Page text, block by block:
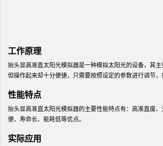
工作原理
抬头显高准直太阳光模拟器是一种模拟太阳光的设备，其
但操作起来却十分便捷，只需要按照设定的参数进行调节，
性能特点
抬头显高准直太阳光模拟器的主要性能特点有：高准直度
便、寿命长、能耗低等优点。
实际应用